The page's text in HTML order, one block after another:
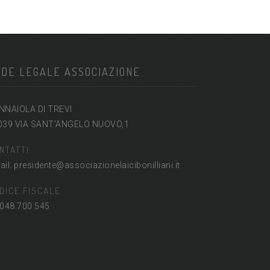
LEGALE ASSOCIAZIONE
DI TREVI
VIA SANT’ANGELO NUOVO,1
presidente@associazionelaicibonilliani.it
FISCALE
700 545